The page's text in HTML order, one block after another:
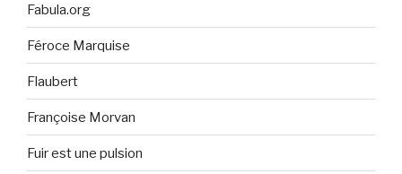
Fabula.org
Féroce Marquise
Flaubert
Françoise Morvan
Fuir est une pulsion